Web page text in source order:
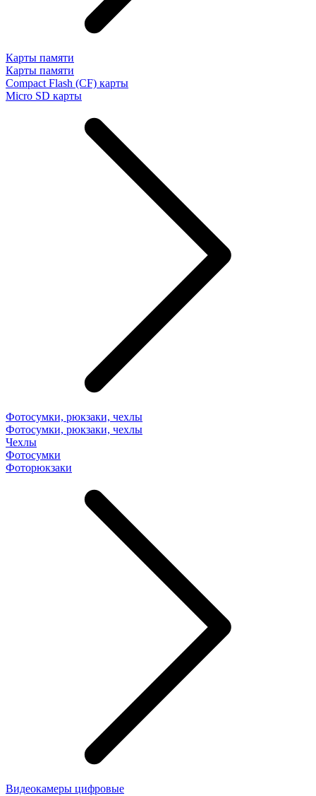
Карты памяти
Карты памяти
Compact Flash (CF) карты
Micro SD карты
Фотосумки, рюкзаки, чехлы
Фотосумки, рюкзаки, чехлы
Чехлы
Фотосумки
Фоторюкзаки
Видеокамеры цифровые